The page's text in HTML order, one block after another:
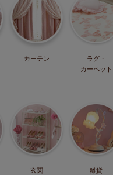
カーテン
ラグ・
カーペット
玄関 雑貨